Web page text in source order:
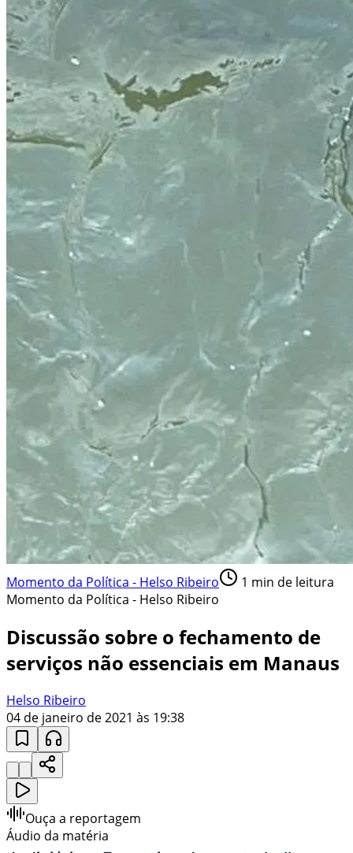
Momento da Política - Helso Ribeiro 1 min de leitura
Momento da Política - Helso Ribeiro
Discussão sobre o fechamento de
serviços não essenciais em Manaus
Helso Ribeiro
04 de janeiro de 2021 às 19:38
Ouça a reportagem
Áudio da matéria